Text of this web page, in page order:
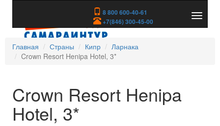
8 800 600-40-61
+7(846) 300-45-00
скрыть
Главная
Страны Кипр
Ларнака
Crown Resort Henipa Hotel, 3*
Crown Resort Henipa
Hotel, 3*